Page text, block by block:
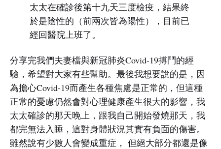
太太在確診後第十九天三度檢疫，結果終
於是陰性的（前兩次皆為陽性），目前已
經回醫院上班了。
分享完我們夫妻檔與新冠肺炎Covid-19搏鬥的經
驗，希望對大家有些幫助。最後我想要說的是，因
為擔心Covid-19而產生各種焦慮是正常的，但這種
正常的憂慮仍然會對心理健康產生很大的影響，我
太太確診的那天晚上，跟我自己開始發燒那天，我
都完無法入睡，這對身體狀況其實有負面的傷害。
雖然說有少數人會變成重症， 但絕大部分都還是像